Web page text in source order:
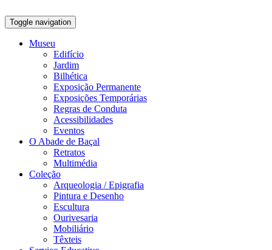
Toggle navigation
Museu
Edifício
Jardim
Bilhética
Exposição Permanente
Exposições Temporárias
Regras de Conduta
Acessibilidades
Eventos
O Abade de Baçal
Retratos
Multimédia
Coleção
Arqueologia / Epigrafia
Pintura e Desenho
Escultura
Ourivesaria
Mobiliário
Têxteis